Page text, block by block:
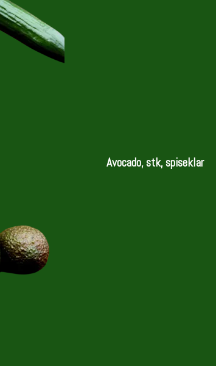
Avocado, stk, spiseklar